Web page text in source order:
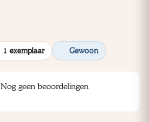
1 exemplaar Gewoon
Nog geen beoordelingen